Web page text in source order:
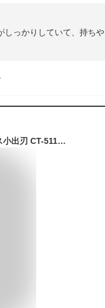
しっかりしていて、持ちや
シマノ(SHIMANO) フィッシングナイフ シース小出刃 CT-511N ブラック